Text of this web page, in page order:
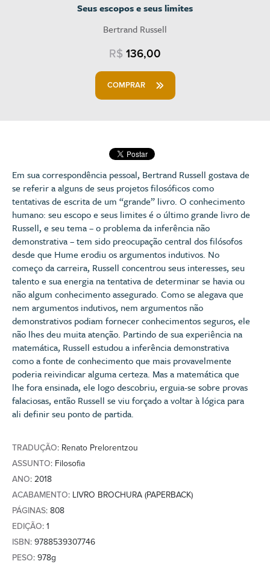
Seus escopos e seus limites
Bertrand Russell
R$ 136,00
COMPRAR
Em sua correspondência pessoal, Bertrand Russell gostava de
se referir a alguns de seus projetos filosóficos como
tentativas de escrita de um “grande” livro. O conhecimento
humano: seu escopo e seus limites é o último grande livro de
Russell, e seu tema – o problema da inferência não
demonstrativa – tem sido preocupação central dos filósofos
desde que Hume erodiu os argumentos indutivos. No
começo da carreira, Russell concentrou seus interesses, seu
talento e sua energia na tentativa de determinar se havia ou
não algum conhecimento assegurado. Como se alegava que
nem argumentos indutivos, nem argumentos não
demonstrativos podiam fornecer conhecimentos seguros, ele
não lhes deu muita atenção. Partindo de sua experiência na
matemática, Russell estudou a inferência demonstrativa
como a fonte de conhecimento que mais provavelmente
poderia reivindicar alguma certeza. Mas a matemática que
lhe fora ensinada, ele logo descobriu, erguia-se sobre provas
falaciosas, então Russell se viu forçado a voltar à lógica para
ali definir seu ponto de partida.
TRADUÇÃO: Renato Prelorentzou
ASSUNTO: Filosofia
ANO: 2018
ACABAMENTO: LIVRO BROCHURA (PAPERBACK)
PÁGINAS: 808
EDIÇÃO: 1
ISBN: 9788539307746
PESO: 978g